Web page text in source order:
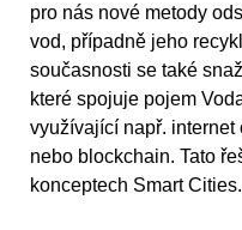
pro nás nové metody
vod, případně jeho
současnosti se také
které spojuje pojem
využívající např.
nebo blockchain. Tato
konceptech Smart Cities.